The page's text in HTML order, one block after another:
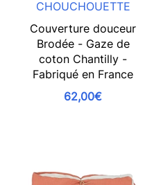
CHOUCHOUETTE
Couverture douceur
Brodée - Gaze de
coton Chantilly -
Fabriqué en France
62,00€